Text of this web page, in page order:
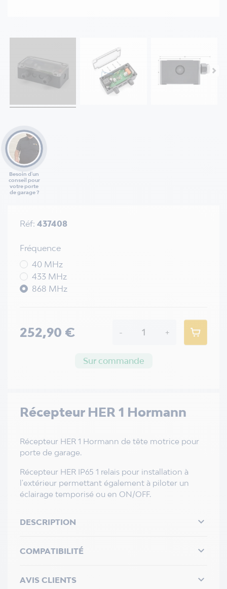
Besoin d'un
conseil pour
votre porte
de garage ?
Récepteur HER 1 Hormann
Récepteur HER 1 Hormann de tête motrice pour
porte de garage.
Récepteur HER IP65 1 relais pour installation à
l'extérieur permettant également à piloter un
éclairage temporisé ou en ON/OFF.
DESCRIPTION 
COMPATIBILITÉ 
AVIS CLIENTS 
Réf: 437408
Fréquence
40 MHz
433 MHz
868 MHz
252,90 € - +
Sur commande